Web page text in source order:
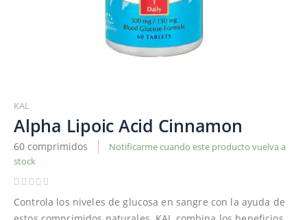
al
comienzo
de
la
galería
de
KAL
Alpha Lipoic Acid Cinnamon
60 comprimidos
Notificarme cuando este producto vuelva a
stock
Controla los niveles de glucosa en sangre con la ayuda de